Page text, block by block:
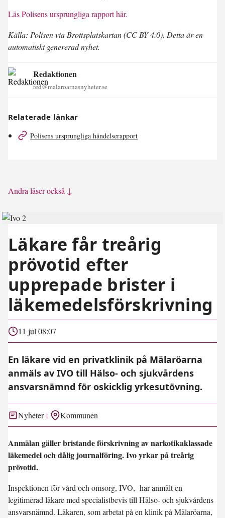
Läs Polisens ursprungliga rapport här.
Källa: Polisen via Brottsplatskartan (CC BY 4.0). Detta är en
automatiskt genererad nyhet.
Redaktionen
red@malaroarnasnyheter.se
Relaterade länkar
Polisens ursprungliga händelserapport
Andra läser också ↓
Läkare får treårig
prövotid efter
upprepade brister i
läkemedelsförskrivning
11 jul 08:07
En läkare vid en privatklinik på Mälaröarna
anmäls av IVO till Hälso- och sjukvårdens
ansvarsnämnd för oskicklig yrkesutövning.
Nyheter Kommunen
Anmälan gäller bristande förskrivning av narkotikaklassade
läkemedel och dålig journalföring. Ivo yrkar på treårig
prövotid.
Inspektionen för vård och omsorg, IVO, har anmält en
legitimerad läkare med specialistbevis till Hälso- och sjukvårdens
ansvarsnämnd. Läkaren, som arbetat på en klinik på Mälaröarna,